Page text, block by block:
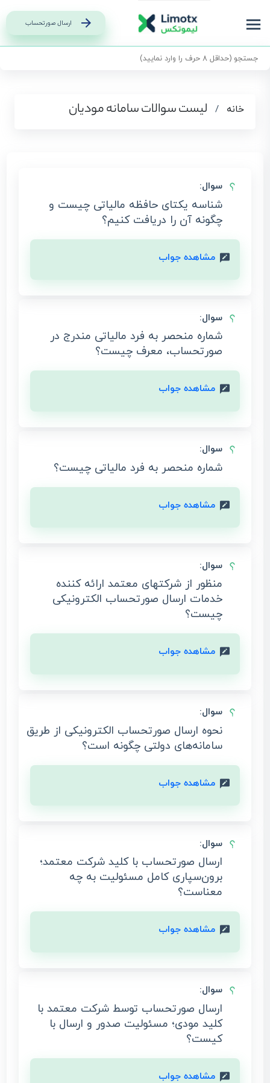
ارسال صورتحساب
خانه / لیست سوالات سامانه مودیان
سوال:
شناسه یکتای حافظه مالیاتی چیست و
چگونه آن را دریافت کنیم؟
مشاهده جواب
سوال:
شماره منحصر به فرد مالیاتی مندرج در
صورتحساب، معرف چیست؟
مشاهده جواب
سوال:
شماره منحصر به فرد مالیاتی چیست؟
مشاهده جواب
سوال:
منظور از شرکتهای معتمد ارائه کننده
خدمات ارسال صورتحساب الکترونیکی
چیست؟
مشاهده جواب
سوال:
نحوه ارسال صورتحساب الکترونیکی از طریق
سامانه‌های دولتی چگونه است؟
مشاهده جواب
سوال:
ارسال صورتحساب با کلید شرکت معتمد؛
برون‌سپاری کامل مسئولیت به چه
معناست؟
مشاهده جواب
سوال:
ارسال صورتحساب توسط شرکت معتمد با
کلید مودی؛ مسئولیت صدور و ارسال با
کیست؟
مشاهده جواب